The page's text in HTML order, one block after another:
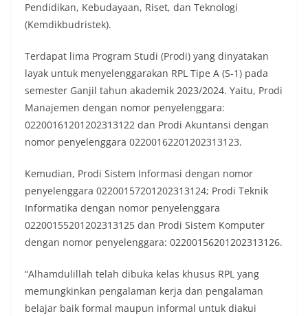
Pendidikan, Kebudayaan, Riset, dan Teknologi
(Kemdikbudristek).
Terdapat lima Program Studi (Prodi) yang dinyatakan
layak untuk menyelenggarakan RPL Tipe A (S-1) pada
semester Ganjil tahun akademik 2023/2024. Yaitu, Prodi
Manajemen dengan nomor penyelenggara:
02200161201202313122 dan Prodi Akuntansi dengan
nomor penyelenggara 02200162201202313123.
Kemudian, Prodi Sistem Informasi dengan nomor
penyelenggara 02200157201202313124; Prodi Teknik
Informatika dengan nomor penyelenggara
02200155201202313125 dan Prodi Sistem Komputer
dengan nomor penyelenggara: 02200156201202313126.
“Alhamdulillah telah dibuka kelas khusus RPL yang
memungkinkan pengalaman kerja dan pengalaman
belajar baik formal maupun informal untuk diakui